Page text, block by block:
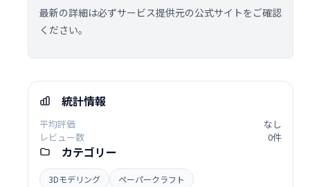
最新の詳細は必ずサービス提供元の公式サイトをご確認
ください。
統計情報
平均評価
なし
レビュー数
0件
カテゴリー
3Dモデリング ペーパークラフト